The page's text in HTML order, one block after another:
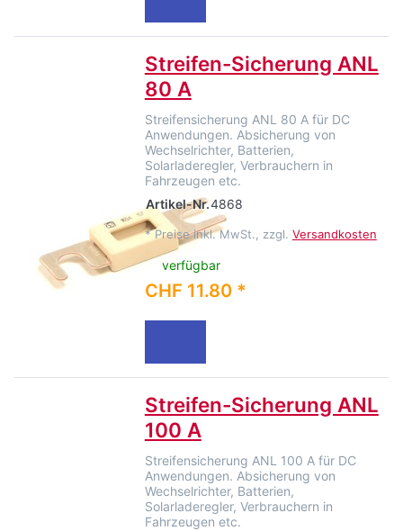
Streifen-Sicherung ANL
80 A
Streifensicherung ANL 80 A für DC
Anwendungen. Absicherung von
Wechselrichter, Batterien,
Solarladeregler, Verbrauchern in
Fahrzeugen etc.
Artikel-Nr.4868
* Preise inkl. MwSt., zzgl. Versandkosten
verfügbar
CHF 11.80 *
Streifen-Sicherung ANL
100 A
Streifensicherung ANL 100 A für DC
Anwendungen. Absicherung von
Wechselrichter, Batterien,
Solarladeregler, Verbrauchern in
Fahrzeugen etc.